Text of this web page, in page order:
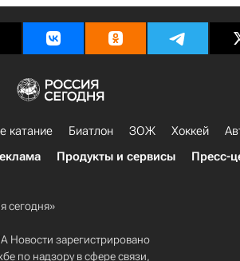
катание Биатлон ЗОЖ Хоккей
Продукты и сервисы Пресс-
сегодня»
Новости зарегистрировано
по надзору в сфере связи,